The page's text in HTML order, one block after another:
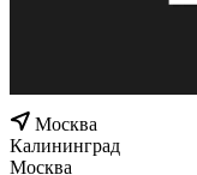
Москва
Калининград
Москва